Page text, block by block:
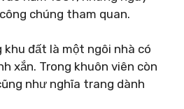
chúng tham quan.
khu đất là một ngôi nhà có
xắn. Trong khuôn viên còn
như nghĩa trang dành